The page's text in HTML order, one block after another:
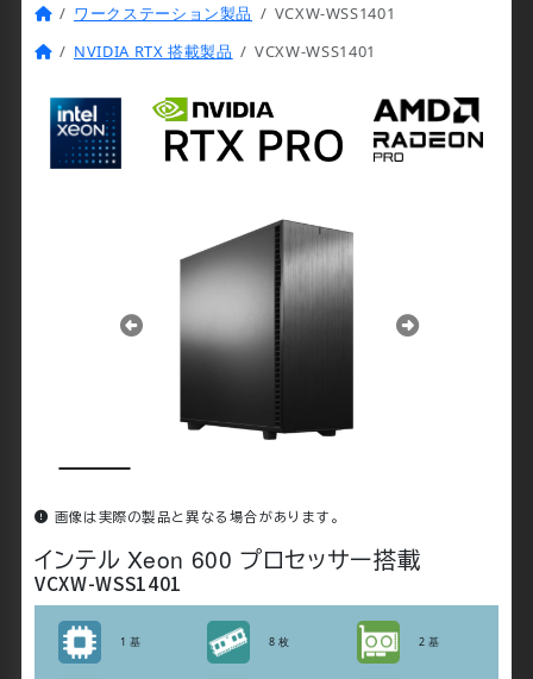
ワークステーション製品
VCXW-WSS1401
NVIDIA RTX 搭載製品
VCXW-WSS1401
画像は実際の製品と異なる場合があります。
インテル Xeon 600 プロセッサー搭載
VCXW-WSS1401